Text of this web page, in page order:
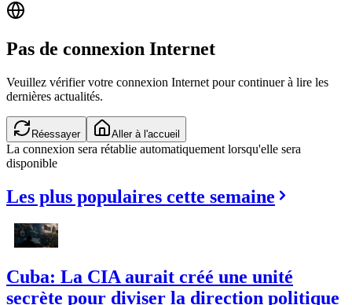
Pas de connexion Internet
Veuillez vérifier votre connexion Internet pour continuer à lire les
dernières actualités.
Réessayer Aller à l'accueil
La connexion sera rétablie automatiquement lorsqu'elle sera
disponible
Les plus populaires cette semaine
Cuba: La CIA aurait créé une unité
secrète pour diviser la direction politique